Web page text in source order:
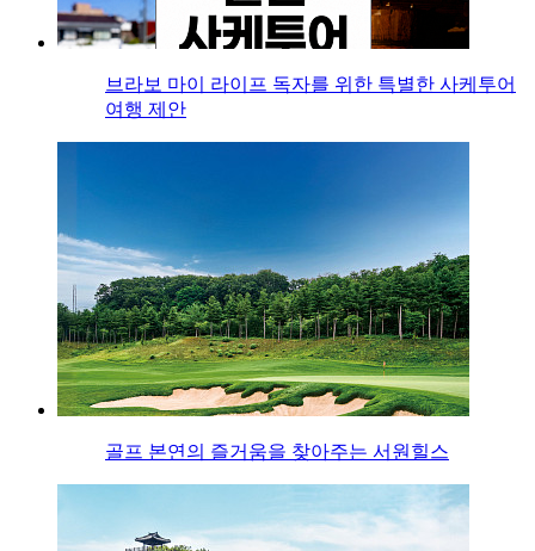
브라보 마이 라이프 독자를 위한 특별한 사케투어
여행 제안
골프 본연의 즐거움을 찾아주는 서원힐스